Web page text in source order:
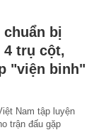
chuẩn bị
4 trụ cột,
"viện binh"
Nam tập luyện
trận đấu gặp